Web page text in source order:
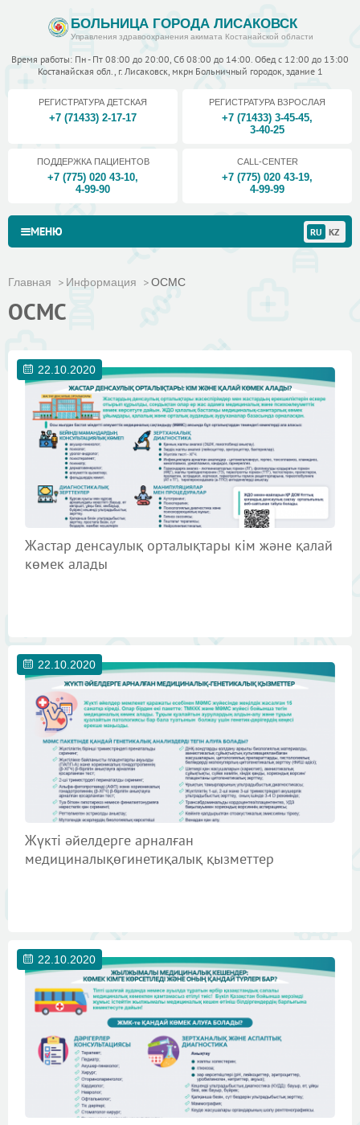
БОЛЬНИЦА ГОРОДА ЛИСАКОВСК
Управления здравоохранения акимата Костанайской области
Время работы: Пн - Пт 08:00 до 20:00, Сб 08:00 до 14:00. Обед с 12:00 до 13:00
Костанайская обл., г. Лисаковск, мкрн Больничный городок, здание 1
РЕГИСТРАТУРА ДЕТСКАЯ
+7 (71433) 2-17-17
РЕГИСТРАТУРА ВЗРОСЛАЯ
+7 (71433) 3-45-45,
3-40-25
ПОДДЕРЖКА ПАЦИЕНТОВ
+7 (775) 020 43-10,
4-99-90
CALL-CENTER
+7 (775) 020 43-19,
4-99-99
МЕНЮ RU KZ
Главная Информация ОСМС
ОСМС
22.10.2020
Жастар денсаулық орталықтары кім және қалай
көмек алады
22.10.2020
Жүкті әйелдерге арналған
медициналықөгинетиқалық қызметтер
22.10.2020